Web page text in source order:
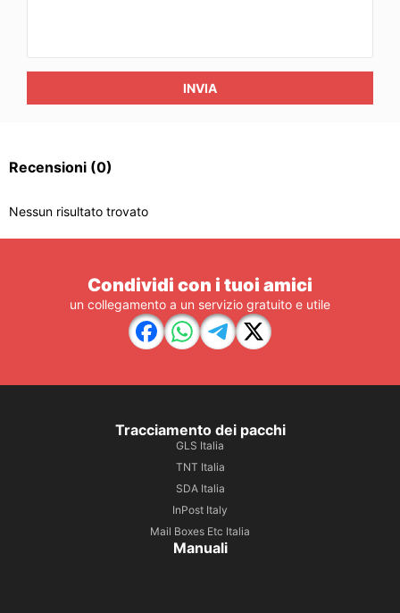
INVIA
Recensioni (0)
Nessun risultato trovato
Condividi con i tuoi amici
un collegamento a un servizio gratuito e utile
Tracciamento dei pacchi
GLS Italia
TNT Italia
SDA Italia
InPost Italy
Mail Boxes Etc Italia
Manuali